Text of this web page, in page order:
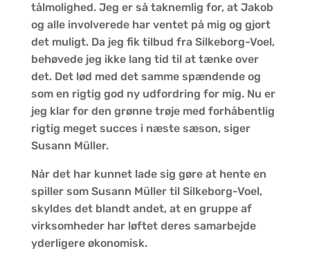
tålmolighed. Jeg er så taknemlig for, at Jakob
og alle involverede har ventet på mig og gjort
det muligt. Da jeg fik tilbud fra Silkeborg-Voel,
behøvede jeg ikke lang tid til at tænke over
det. Det lød med det samme spændende og
som en rigtig god ny udfordring for mig. Nu er
jeg klar for den grønne trøje med forhåbentlig
rigtig meget succes i næste sæson, siger
Susann Müller.
Når det har kunnet lade sig gøre at hente en
spiller som Susann Müller til Silkeborg-Voel,
skyldes det blandt andet, at en gruppe af
virksomheder har løftet deres samarbejde
yderligere økonomisk.